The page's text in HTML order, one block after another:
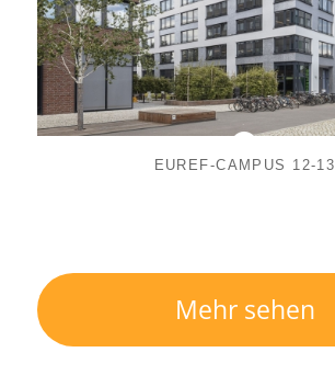
EUREF-CAMPUS 12-13
Mehr sehen